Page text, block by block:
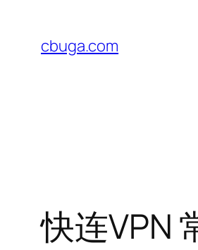
content
cbuga.com
快连VPN